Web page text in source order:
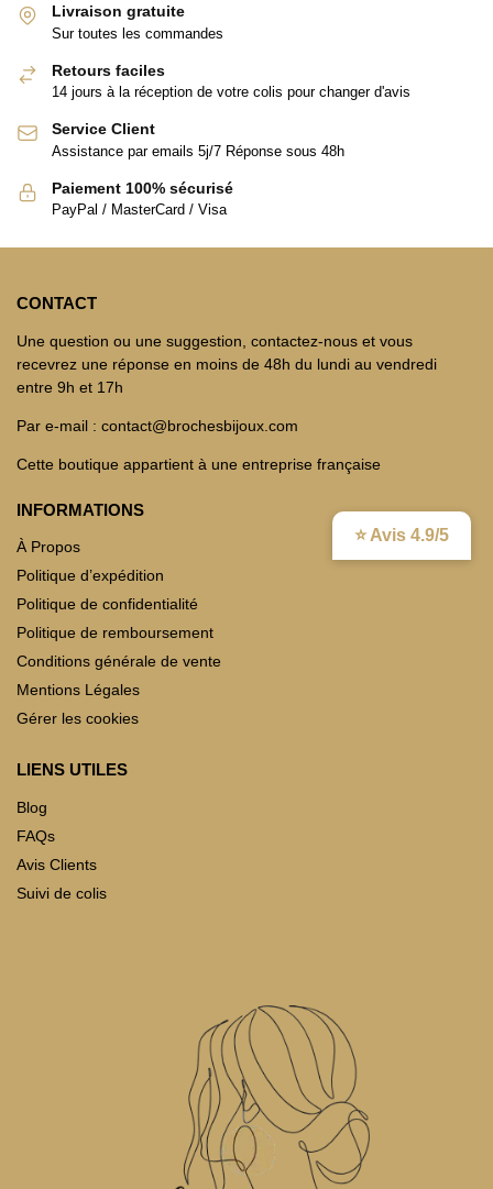
⭐ Avis 4.9/5
Livraison gratuite
Sur toutes les commandes
Retours faciles
14 jours à la réception de votre colis pour changer d'avis
Service Client
Assistance par emails 5j/7 Réponse sous 48h
Paiement 100% sécurisé
PayPal / MasterCard / Visa
CONTACT
Une question ou une suggestion, contactez-nous et vous
recevrez une réponse en moins de 48h du lundi au vendredi
entre 9h et 17h
Par e-mail : contact@brochesbijoux.com
Cette boutique appartient à une entreprise française
INFORMATIONS
À Propos
Politique d’expédition
Politique de confidentialité
Politique de remboursement
Conditions générale de vente
Mentions Légales
Gérer les cookies
LIENS UTILES
Blog
FAQs
Avis Clients
Suivi de colis